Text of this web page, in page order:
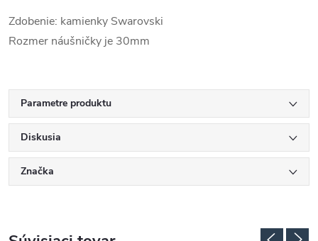
Zdobenie: kamienky Swarovski
Rozmer náušničky je 30mm
Parametre produktu
Diskusia
Značka